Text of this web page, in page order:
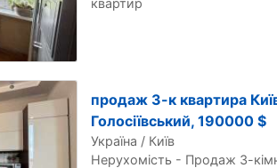
квартир
продаж 3-к квартира
Голосіївський, 190000 $
Україна / Київ
Нерухомість - Продаж 3-